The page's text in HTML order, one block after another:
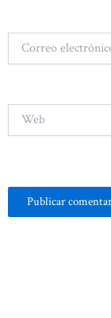
Correo
electrónico*
Web